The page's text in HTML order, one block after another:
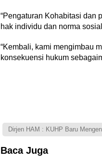
“Pengaturan Kohabitasi dan
hak individu dan norma
“Kembali, kami mengimbau
konsekuensi hukum
Dirjen HAM : KUHP Baru
Baca Juga